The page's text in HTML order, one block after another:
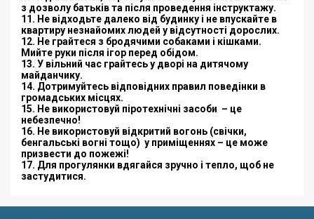
з дозволу батьків та після проведення інструктажу.
11. Не відходьте далеко від будинку і не впускайте в
квартиру незнайомихлюдей у відсутності дорослих.
12. Не грайтеся з бродячими собаками і кішками.
Мийте руки після ігор перед обідом.
13. У вільний час грайтесь у дворі на дитячому
майданчику.
14. Дотримуйтесь відповідних правил поведінки в
громадських місцях.
15. Не використовуй піротехнічні засоби – це
небезпечно!
16. Не використовуй відкритий вогонь (свічки,
бенгальські вогні тощо) у приміщеннях – це може
призвести до пожежі!
17. Для прогулянки вдягайся зручно і тепло, щоб не
застудитися.